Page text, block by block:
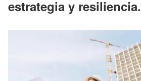
estrategia y resiliencia.